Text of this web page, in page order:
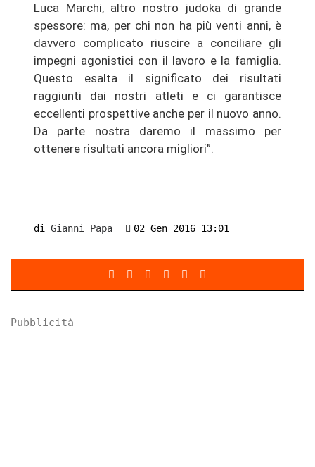
Luca Marchi, altro nostro judoka di grande
spessore: ma, per chi non ha più venti anni, è
davvero complicato riuscire a conciliare gli
impegni agonistici con il lavoro e la famiglia.
Questo esalta il significato dei risultati
raggiunti dai nostri atleti e ci garantisce
eccellenti prospettive anche per il nuovo anno.
Da parte nostra daremo il massimo per
ottenere risultati ancora migliori”.
di Gianni Papa 02 Gen 2016 13:01
Pubblicità